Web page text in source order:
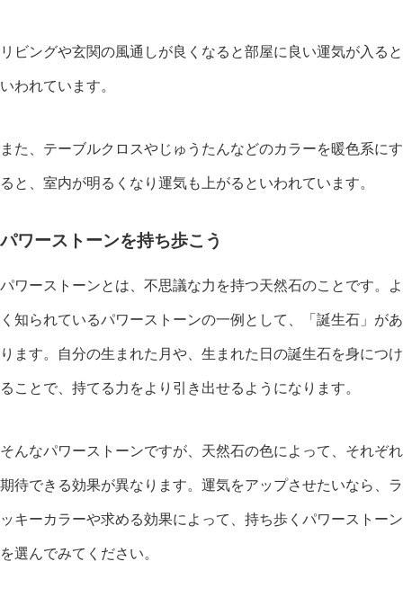
リビングや玄関の風通しが良くなると部屋に良い運気が入ると
いわれています。
また、テーブルクロスやじゅうたんなどのカラーを暖色系にす
ると、室内が明るくなり運気も上がるといわれています。
パワーストーンを持ち歩こう
パワーストーンとは、不思議な力を持つ天然石のことです。よ
く知られているパワーストーンの一例として、「誕生石」があ
ります。自分の生まれた月や、生まれた日の誕生石を身につけ
ることで、持てる力をより引き出せるようになります。
そんなパワーストーンですが、天然石の色によって、それぞれ
期待できる効果が異なります。運気をアップさせたいなら、ラ
ッキーカラーや求める効果によって、持ち歩くパワーストーン
を選んでみてください。